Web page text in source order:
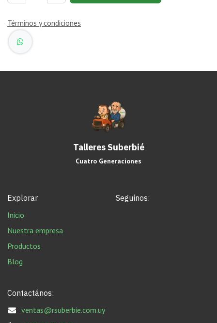
Términos y condiciones
Talleres Suberbié
Cuatro Generaciones
Explorar
Inicio
Nuestra empresa
Productos
Blog
Contactános:
ventas@rsuberbie.com.uy
Seguínos: